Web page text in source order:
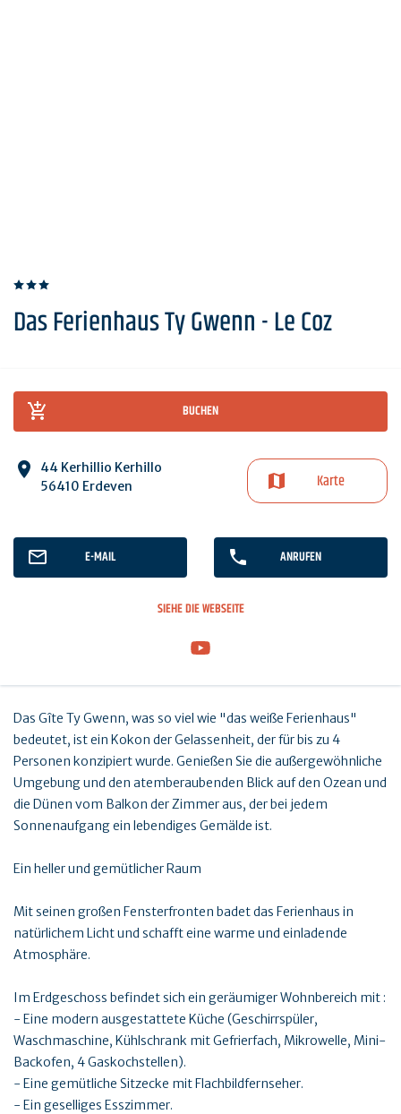
Das Ferienhaus Ty Gwenn - Le Coz
BUCHEN
44 Kerhillio Kerhillo
56410 Erdeven
Karte
E-MAIL ANRUFEN
SIEHE DIE WEBSEITE
Das Gîte Ty Gwenn, was so viel wie "das weiße Ferienhaus"
bedeutet, ist ein Kokon der Gelassenheit, der für bis zu 4
Personen konzipiert wurde. Genießen Sie die außergewöhnliche
Umgebung und den atemberaubenden Blick auf den Ozean und
die Dünen vom Balkon der Zimmer aus, der bei jedem
Sonnenaufgang ein lebendiges Gemälde ist.
Ein heller und gemütlicher Raum
Mit seinen großen Fensterfronten badet das Ferienhaus in
natürlichem Licht und schafft eine warme und einladende
Atmosphäre.
Im Erdgeschoss befindet sich ein geräumiger Wohnbereich mit :
- Eine modern ausgestattete Küche (Geschirrspüler,
Waschmaschine, Kühlschrank mit Gefrierfach, Mikrowelle, Mini-
Backofen, 4 Gaskochstellen).
- Eine gemütliche Sitzecke mit Flachbildfernseher.
- Ein geselliges Esszimmer.